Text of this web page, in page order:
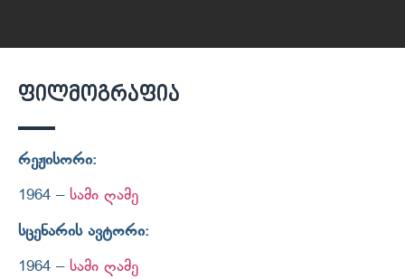
ფილმოგრაფია
რეჟისორი:
1964 – სამი ღამე
სცენარის ავტორი:
1964 – სამი ღამე